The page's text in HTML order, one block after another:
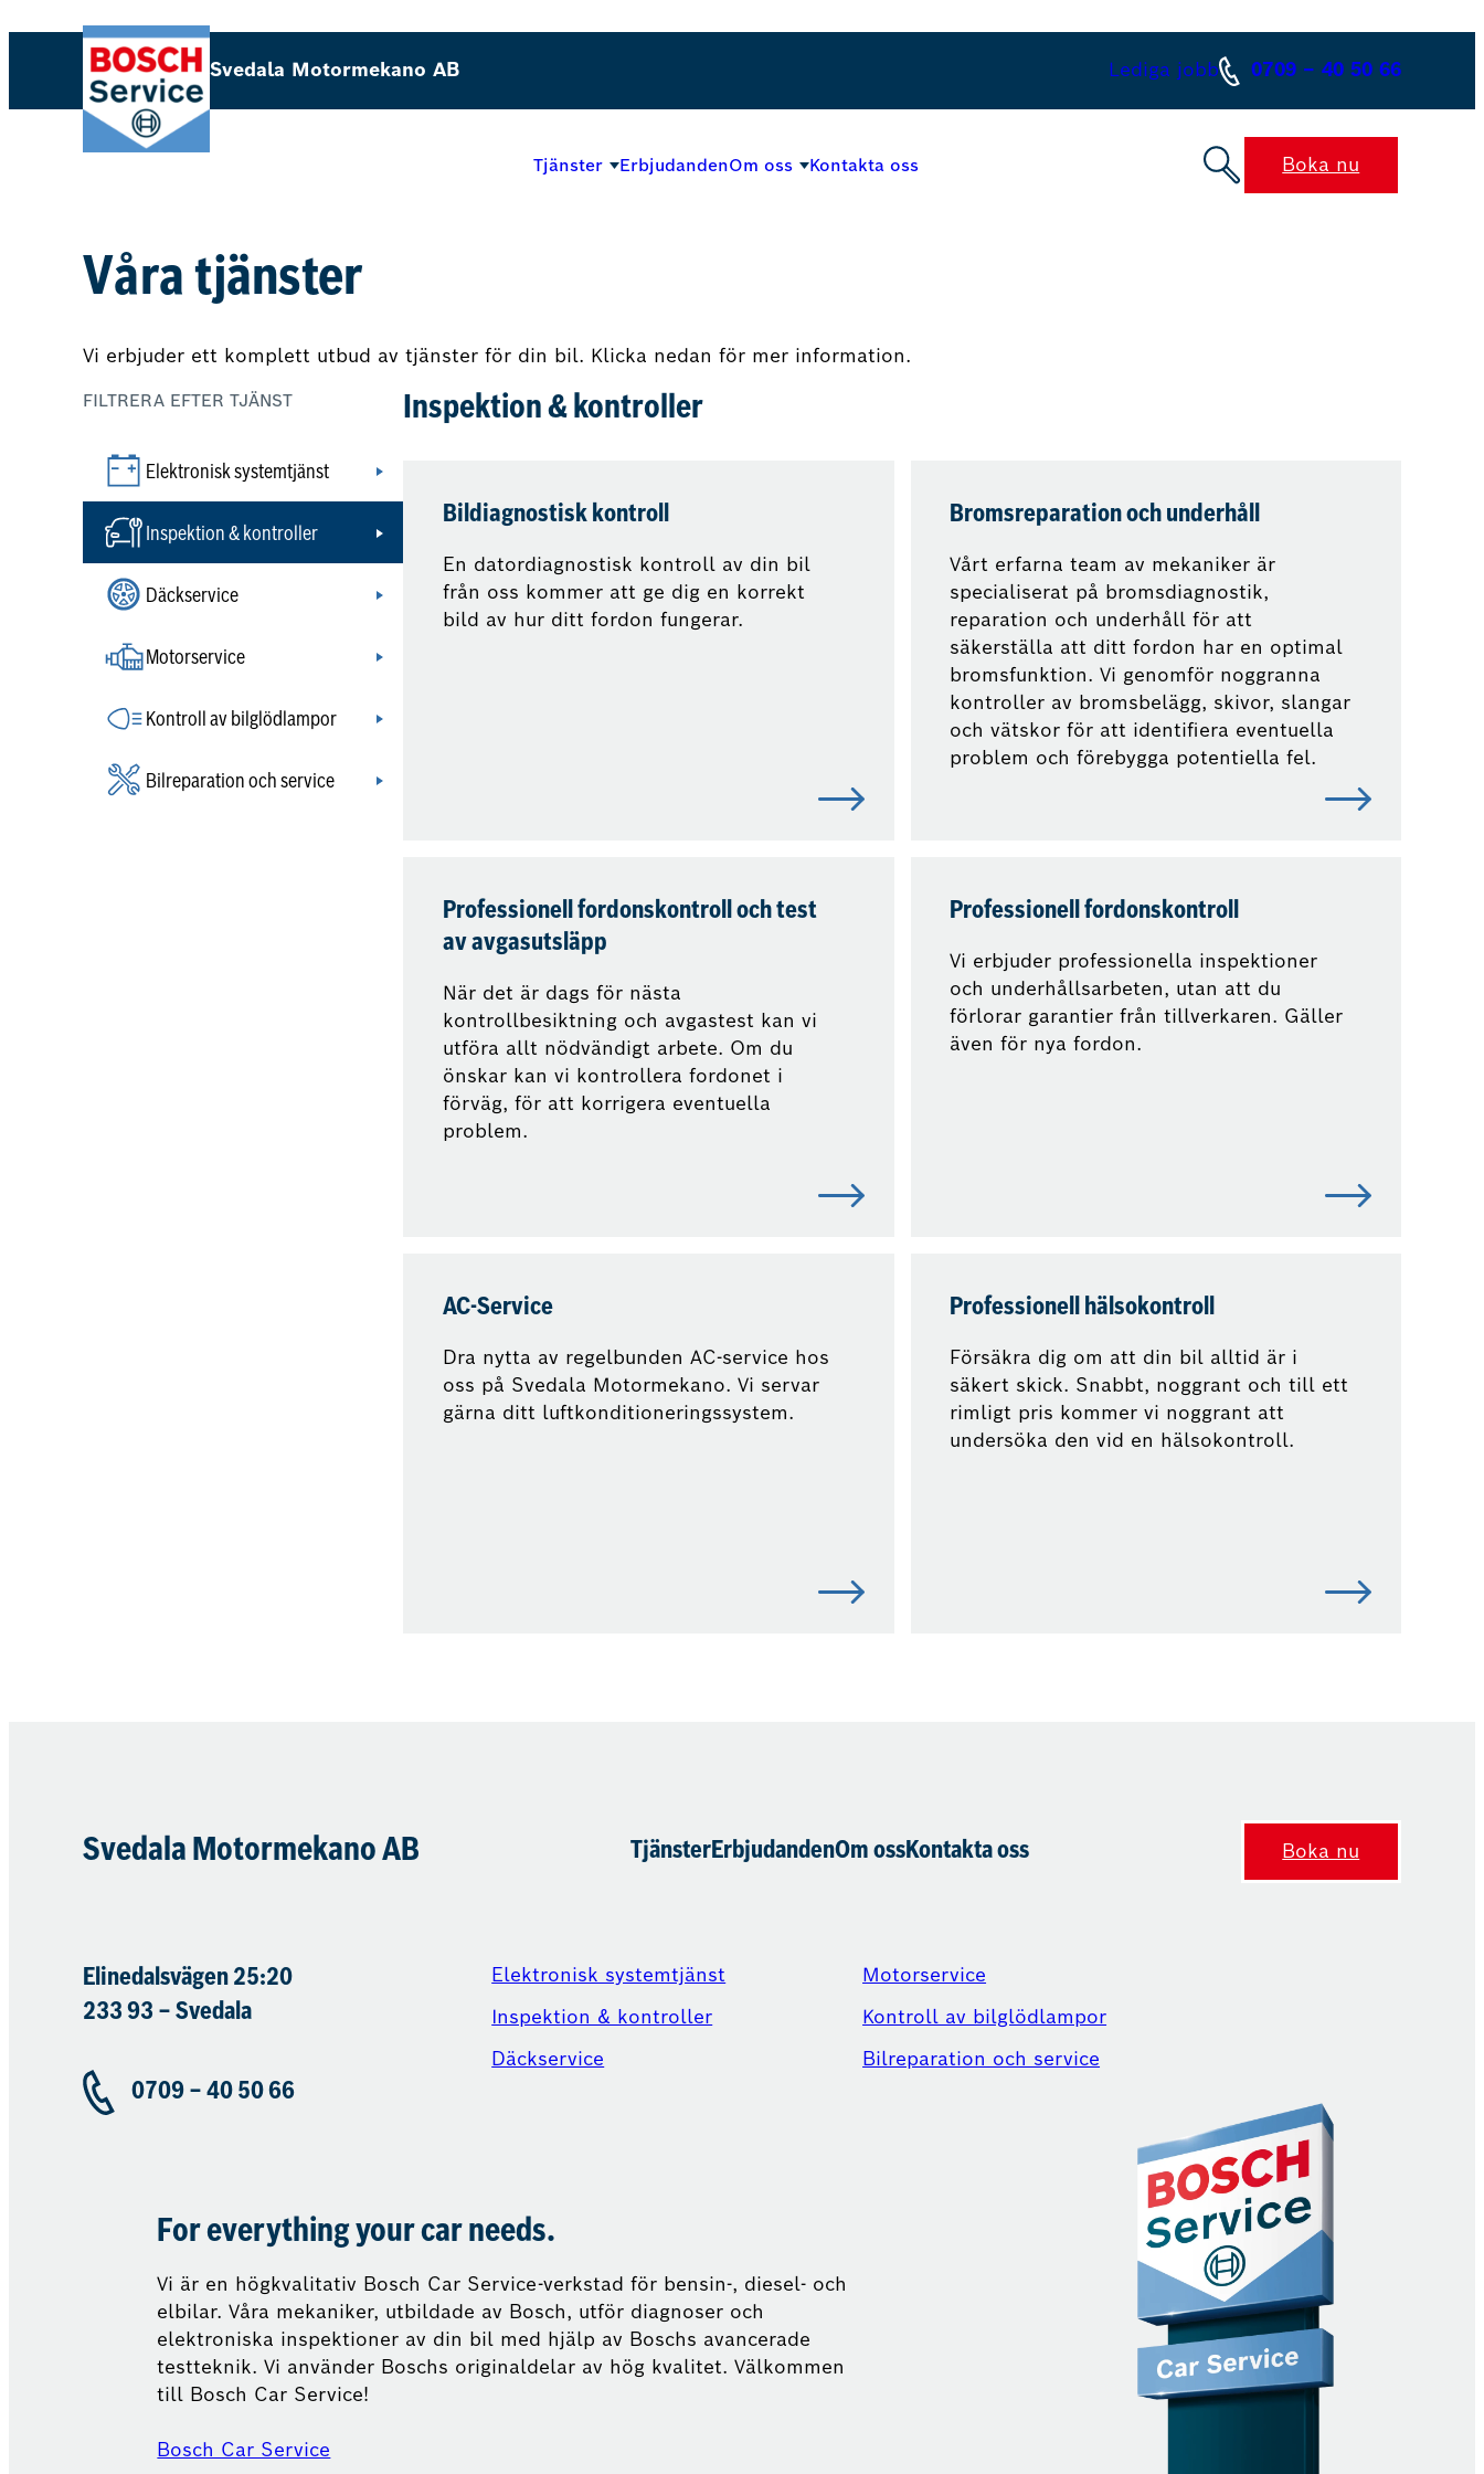
Svedala Motormekano AB Lediga jobb 0709 – 40 50 66
Tjänster ErbjudandenOm oss Kontakta oss Boka nu
Våra tjänster
Vi erbjuder ett komplett utbud av tjänster för din bil. Klicka nedan för mer information.
FILTRERA EFTER TJÄNST
Elektronisk systemtjänst
Inspektion & kontroller
Däckservice
Motorservice
Kontroll av bilglödlampor
Bilreparation och service
Inspektion & kontroller
Bildiagnostisk kontroll
En datordiagnostisk kontroll av din bil
från oss kommer att ge dig en korrekt
bild av hur ditt fordon fungerar.
Bromsreparation och underhåll
Vårt erfarna team av mekaniker är
specialiserat på bromsdiagnostik,
reparation och underhåll för att
säkerställa att ditt fordon har en optimal
bromsfunktion. Vi genomför noggranna
kontroller av bromsbelägg, skivor, slangar
och vätskor för att identifiera eventuella
problem och förebygga potentiella fel.
Professionell fordonskontroll och test
av avgasutsläpp
När det är dags för nästa
kontrollbesiktning och avgastest kan vi
utföra allt nödvändigt arbete. Om du
önskar kan vi kontrollera fordonet i
förväg, för att korrigera eventuella
problem.
Professionell fordonskontroll
Vi erbjuder professionella inspektioner
och underhållsarbeten, utan att du
förlorar garantier från tillverkaren. Gäller
även för nya fordon.
AC-Service
Dra nytta av regelbunden AC-service hos
oss på Svedala Motormekano. Vi servar
gärna ditt luftkonditioneringssystem.
Professionell hälsokontroll
Försäkra dig om att din bil alltid är i
säkert skick. Snabbt, noggrant och till ett
rimligt pris kommer vi noggrant att
undersöka den vid en hälsokontroll.
Svedala Motormekano AB TjänsterErbjudandenOm ossKontakta oss Boka nu
Elinedalsvägen 25:20
233 93 – Svedala
0709 – 40 50 66
Elektronisk systemtjänst
Inspektion & kontroller
Däckservice
Motorservice
Kontroll av bilglödlampor
Bilreparation och service
For everything your car needs.
Vi är en högkvalitativ Bosch Car Service-verkstad för bensin-, diesel- och
elbilar. Våra mekaniker, utbildade av Bosch, utför diagnoser och
elektroniska inspektioner av din bil med hjälp av Boschs avancerade
testteknik. Vi använder Boschs originaldelar av hög kvalitet. Välkommen
till Bosch Car Service!
Bosch Car Service